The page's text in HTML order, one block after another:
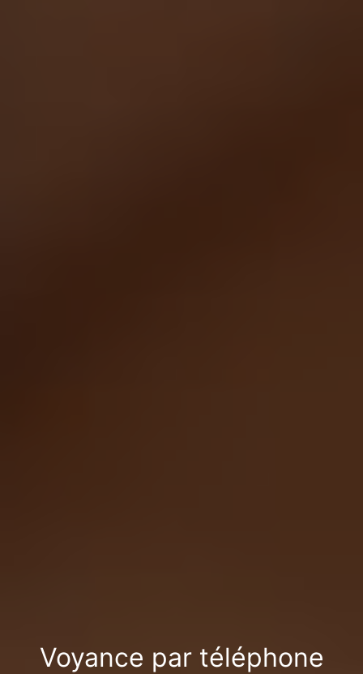
Voyance par téléphone